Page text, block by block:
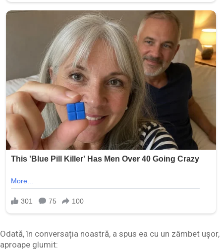
Odată, în conversația noastră, a spus ea cu un zâmbet ușor,
aproape glumit: